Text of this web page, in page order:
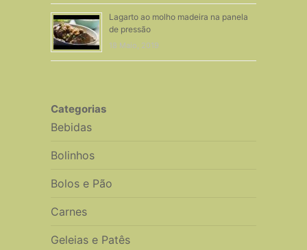
Lagarto ao molho madeira na panela
de pressão
18 Maio, 2019
Categorias
Bebidas
Bolinhos
Bolos e Pão
Carnes
Geleias e Patês